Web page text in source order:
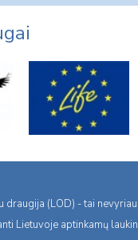
draugija (LOD) - tai
Lietuvoje aptinkamų